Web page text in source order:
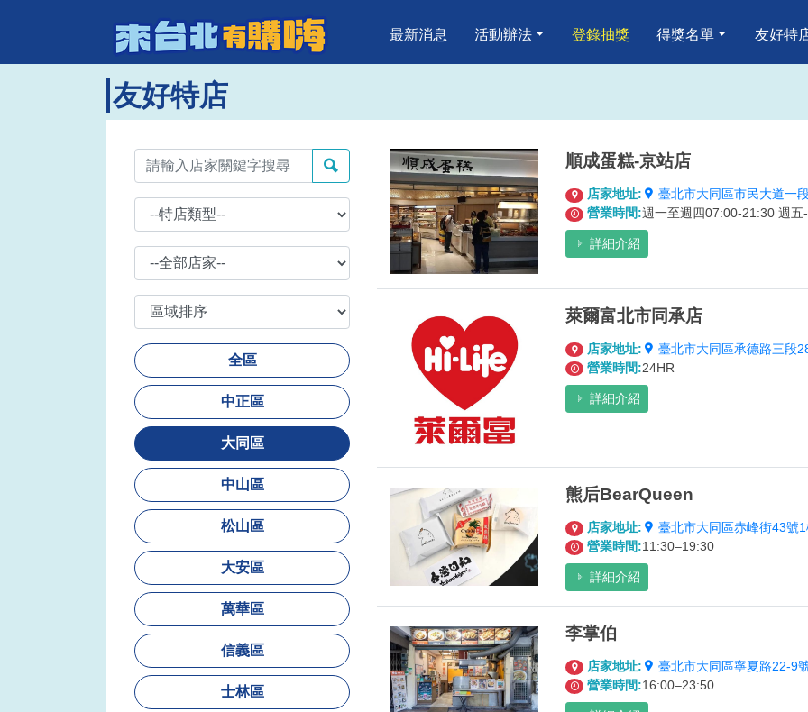
最新消息
活動辦法 登錄抽獎 得獎名單 友好特
友好特店
全區
中正區
大同區
中山區
松山區
大安區
萬華區
信義區
士林區
順成蛋糕-京站店
店家地址:
臺北市大同區市民大道一
營業時間:週一至週四07:00-21:30 週
詳細介紹
萊爾富北市同承店
店家地址:
臺北市大同區承德路三段
營業時間:24HR
詳細介紹
熊后BearQueen
店家地址:
臺北市大同區赤峰街43號
營業時間:11:30–19:30
詳細介紹
李掌伯
店家地址:
臺北市大同區寧夏路22-9
營業時間:16:00–23:50